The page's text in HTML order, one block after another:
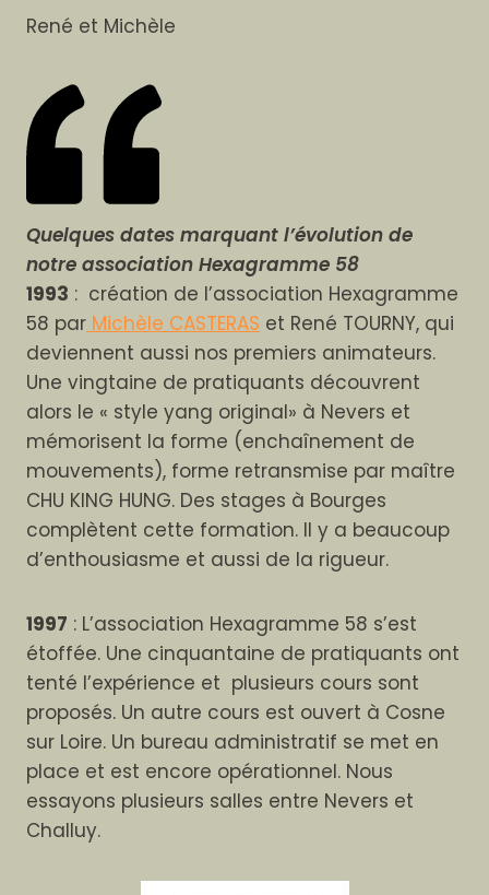
René et Michèle
Quelques dates marquant l’évolution de
notre association Hexagramme 58
1993 : création de l’association Hexagramme
58 par Michèle CASTERAS et René TOURNY, qui
deviennent aussi nos premiers animateurs.
Une vingtaine de pratiquants découvrent
alors le « style yang original» à Nevers et
mémorisent la forme (enchaînement de
mouvements), forme retransmise par maître
CHU KING HUNG. Des stages à Bourges
complètent cette formation. Il y a beaucoup
d’enthousiasme et aussi de la rigueur.
1997 : L’association Hexagramme 58 s’est
étoffée. Une cinquantaine de pratiquants ont
tenté l’expérience et plusieurs cours sont
proposés. Un autre cours est ouvert à Cosne
sur Loire. Un bureau administratif se met en
place et est encore opérationnel. Nous
essayons plusieurs salles entre Nevers et
Challuy.